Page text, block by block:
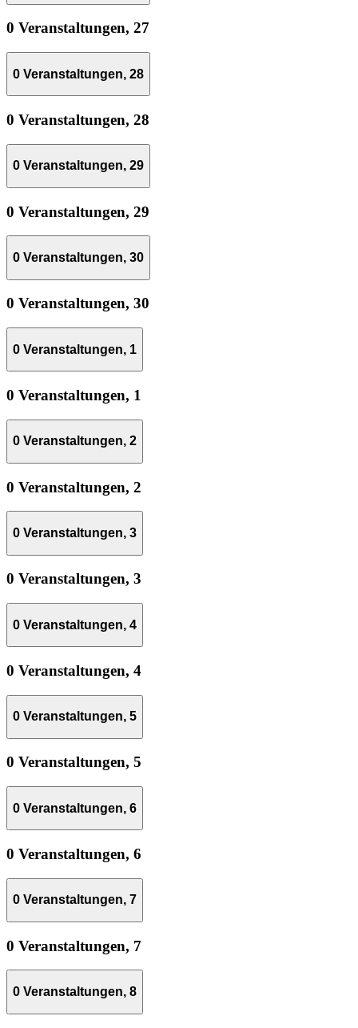
0 Veranstaltungen, 27
0 Veranstaltungen, 28
0 Veranstaltungen, 28
0 Veranstaltungen, 29
0 Veranstaltungen, 29
0 Veranstaltungen, 30
0 Veranstaltungen, 30
0 Veranstaltungen, 1
0 Veranstaltungen, 1
0 Veranstaltungen, 2
0 Veranstaltungen, 2
0 Veranstaltungen, 3
0 Veranstaltungen, 3
0 Veranstaltungen, 4
0 Veranstaltungen, 4
0 Veranstaltungen, 5
0 Veranstaltungen, 5
0 Veranstaltungen, 6
0 Veranstaltungen, 6
0 Veranstaltungen, 7
0 Veranstaltungen, 7
0 Veranstaltungen, 8